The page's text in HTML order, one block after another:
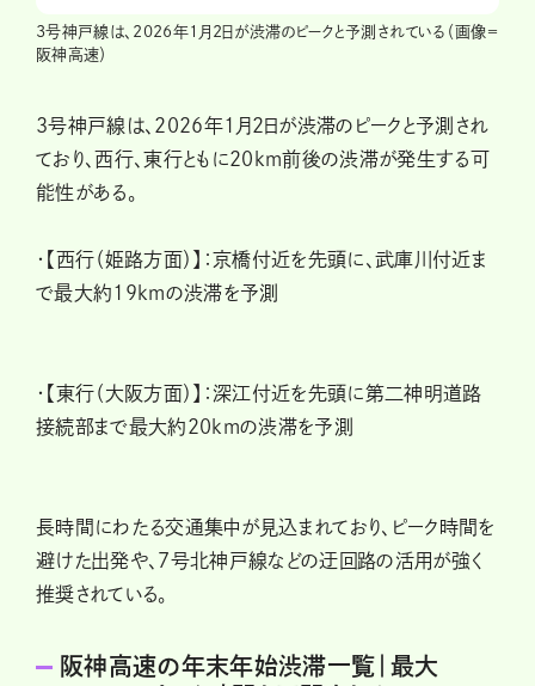
3号神戸線は、2026年1月2日が渋滞のピークと予測されている（画像＝
阪神高速）
3号神戸線は、2026年1月2日が渋滞のピークと予測され
ており、西行、東行ともに20km前後の渋滞が発生する可
能性がある。
・【西行（姫路方面）】：京橋付近を先頭に、武庫川付近ま
で最大約19kmの渋滞を予測
・【東行（大阪方面）】：深江付近を先頭に第二神明道路
接続部まで最大約20kmの渋滞を予測
長時間にわたる交通集中が見込まれており、ピーク時間を
避けた出発や、7号北神戸線などの迂回路の活用が強く
推奨されている。
阪神高速の年末年始渋滞一覧｜最大